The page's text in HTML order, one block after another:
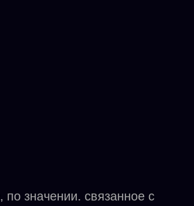
значении. связанное с